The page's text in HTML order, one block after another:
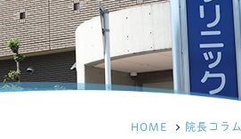
HOME 院長コラム